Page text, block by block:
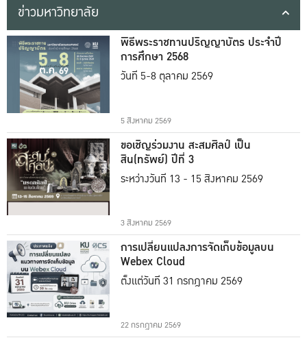
ข่าวมหาวิทยาลัย
พิธีพระราชทานปริญญาบัตร ประจำปี
การศึกษา 2568
วันที่ 5-8 ตุลาคม 2569
5 สิงหาคม 2569
ขอเชิญร่วมงาน สะสมศิลป์ เป็น
สิน(ทรัพย์) ปีที่ 3
ระหว่างวันที่ 13 - 15 สิงหาคม 2569
3 สิงหาคม 2569
การเปลี่ยนแปลงการจัดเก็บข้อมูลบน
Webex Cloud
ตั้งแต่วันที่ 31 กรกฎาคม 2569
22 กรกฎาคม 2569